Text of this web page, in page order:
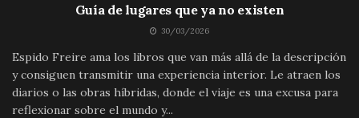
Guía de lugares que ya no existen
30/03/2026
Espido Freire ama los libros que van más allá de la descripción
y consiguen transmitir una experiencia interior. Le atraen los
diarios o las obras híbridas, donde el viaje es una excusa para
reflexionar sobre el mundo y...